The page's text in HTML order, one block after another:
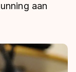
aan